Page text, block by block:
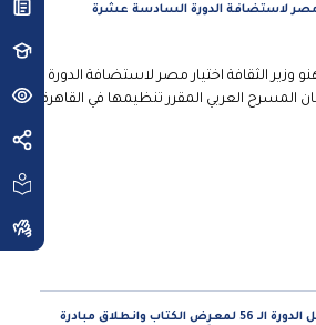
مصر لاستضافة الدورة السادسة عشرة
وزير الثقافة اختيار مصر لاستضافة الدورة
العربي المقرر تنظيمها في القاهرة
وزير الثقافة يُعلن تفاصيل الدورة الـ 56 لمعرِض الكتاب وانطلاق مبادرة